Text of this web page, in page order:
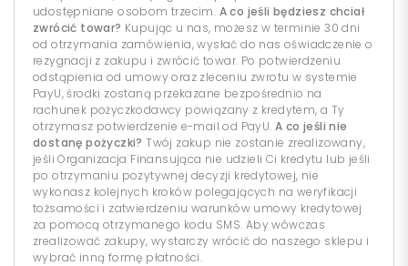
udostępniane osobom trzecim. A co jeśli będziesz chciał
zwrócić towar? Kupując u nas, możesz w terminie 30 dni
od otrzymania zamówienia, wysłać do nas oświadczenie o
rezygnacji z zakupu i zwrócić towar. Po potwierdzeniu
odstąpienia od umowy oraz zleceniu zwrotu w systemie
PayU, środki zostaną przekazane bezpośrednio na
rachunek pożyczkodawcy powiązany z kredytem, a Ty
otrzymasz potwierdzenie e-mail od PayU. A co jeśli nie
dostanę pożyczki? Twój zakup nie zostanie zrealizowany,
jeśli Organizacja Finansująca nie udzieli Ci kredytu lub jeśli
po otrzymaniu pozytywnej decyzji kredytowej, nie
wykonasz kolejnych kroków polegających na weryfikacji
tożsamości i zatwierdzeniu warunków umowy kredytowej
za pomocą otrzymanego kodu SMS. Aby wówczas
zrealizować zakupy, wystarczy wrócić do naszego sklepu i
wybrać inną formę płatności.